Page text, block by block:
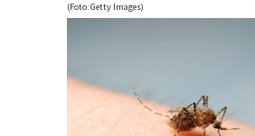
(Foto: Getty Images)